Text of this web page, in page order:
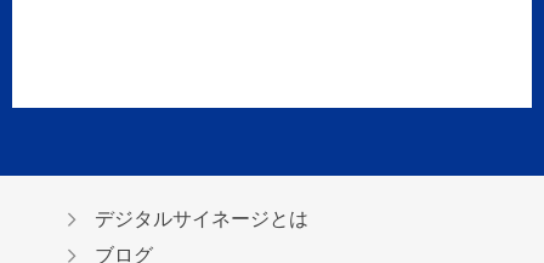
デジタルサイネージとは
ブログ